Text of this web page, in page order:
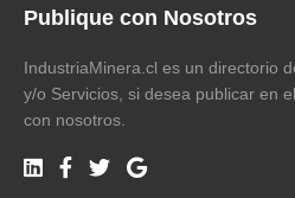
Publique con Nosotros
IndustriaMinera.cl es un directorio
y/o Servicios, si desea publicar en
con nosotros.